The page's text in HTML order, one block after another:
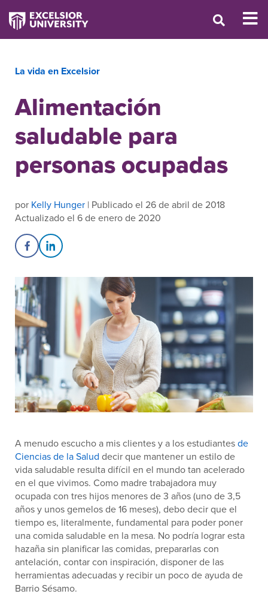
La vida en Excelsior
Alimentación
saludable para
personas ocupadas
por Kelly Hunger | Publicado el 26 de abril de 2018
Actualizado el 6 de enero de 2020
Share on Facebook
Share on LinkedIn
A menudo escucho a mis clientes y a los estudiantesde
Ciencias de la Salud decir que mantener un estilo de
vida saludable resulta difícil en el mundo tan acelerado
en el que vivimos. Como madre trabajadora muy
ocupada con tres hijos menores de 3 años (uno de 3,5
años y unos gemelos de 16 meses), debo decir que el
tiempo es, literalmente, fundamental para poder poner
una comida saludable en la mesa. No podría lograr esta
hazaña sin planificar las comidas, prepararlas con
antelación, contar con inspiración, disponer de las
herramientas adecuadas y recibir un poco de ayuda de
Barrio Sésamo.